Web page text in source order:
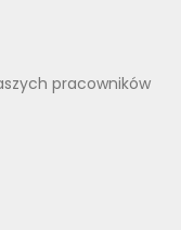
pracowników